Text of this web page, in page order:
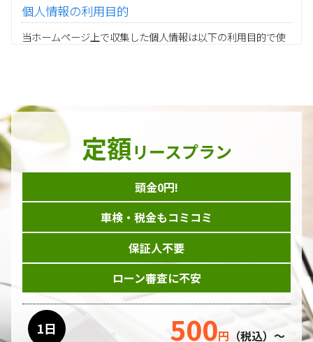
個人情報の利用目的
当ホームページ上で収集した個人情報は以下の利用目的で使
当グループの業務に従事する協力会社様担当者の識別
当グループ内で共同利用する人事関連システムの運用
ダイレクトメール等を利用したアンケート・キャンペーン
などの意見・情報の調査
当ホームページはサービスに関するお問い合わせやご質問、
資料のご請求や各サービス等のお申し込みなど、当ホームペ
ージのサービス提供過程で、氏名、連絡先、勤務先等の個人
情報を書面、電子媒体、ウェブ等を介して収集致します。
委託先の管理･監督
利用目的の遂行のために業務を委託する場合、個人情報の取
定額リースプラン
頭金0円!
車検・税金もコミコミ
保証人不要
ローン審査に不安
1日 500円 （税込）～